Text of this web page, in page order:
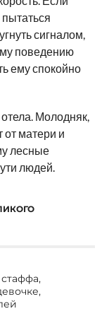
сигналом,
поведению
ему спокойно
Молодняк,
матери и
лесные
людей.